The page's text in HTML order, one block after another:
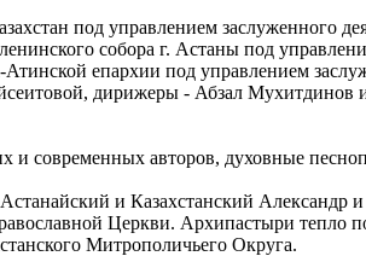
под управлением заслуженного
собора г. Астаны под
епархии под управлением
дирижеры - Абзал
и современных авторов, духовные
и Казахстанский
Церкви. Архипастыри тепло
Митрополичьего Округа.